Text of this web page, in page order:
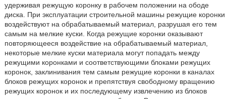
удерживая режущую коронку в рабочем положении на ободе
диска. При эксплуатации строительной машины режущие коронки
воздействуют на обрабатываемый материал, разрушая его тем
самым на мелкие куски. Когда режущие коронки оказывают
повторяющееся воздействие на обрабатываемый материал,
некоторые мелкие куски материала могут попадать между
режущими коронками и соответствующими блоками режущих
коронок, заклинивания тем самым режущие коронки в каналах
блоков режущих коронок и препятствуя свободному вращению
режущих коронок и их последующему извлечению из блоков